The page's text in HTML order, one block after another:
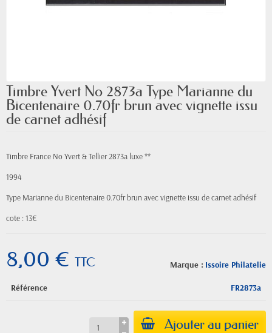
Timbre Yvert No 2873a Type Marianne du
Bicentenaire 0.70fr brun avec vignette issu
de carnet adhésif
Timbre France No Yvert & Tellier 2873a luxe **
1994
Type Marianne du Bicentenaire 0.70fr brun avec vignette issu de carnet adhésif
cote : 13€
Marque : Issoire Philatelie
8,00 € TTC
Référence FR2873a
Ajouter au panier